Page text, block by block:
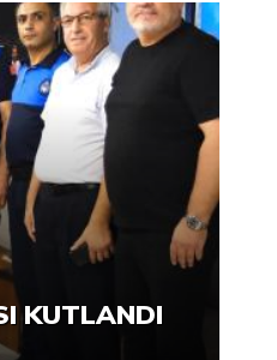
IÇME
VE AZIMLE
KUTLANDI